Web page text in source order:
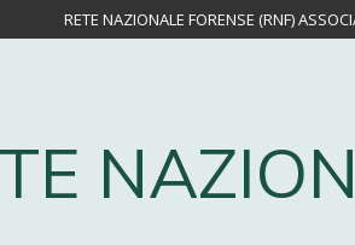
RETE NAZIONALE FORENSE (RNF)